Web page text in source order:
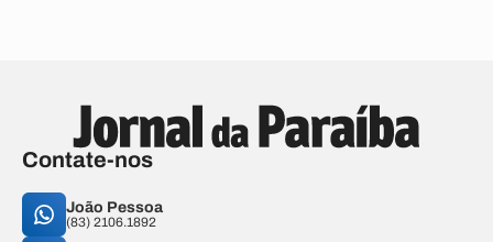
Contate-nos
João Pessoa
(83) 2106.1892